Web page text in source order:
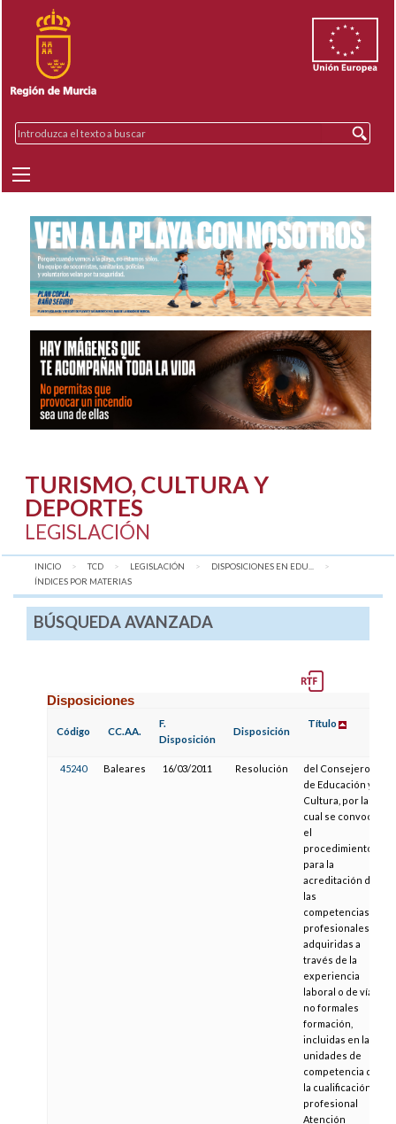
TURISMO, CULTURA Y
DEPORTES
LEGISLACIÓN
INICIO TCD LEGISLACIÓN
DISPOSICIONES EN EDU...
AQUÍ:
ÍNDICES POR MATERIAS
BÚSQUEDA AVANZADA
Disposiciones
Código CC.AA.
F.
Disposición
Disposición
Título
45240 Baleares 16/03/2011 Resolución
del Consejero
de Educación y
Cultura, por la
cual se convoca
el
procedimiento
para la
acreditación de
las
competencias
profesionales,
adquiridas a
través de la
experiencia
laboral o de vías
no formales
formación,
incluidas en las
unidades de
competencia de
la cualificación
profesional
Atención